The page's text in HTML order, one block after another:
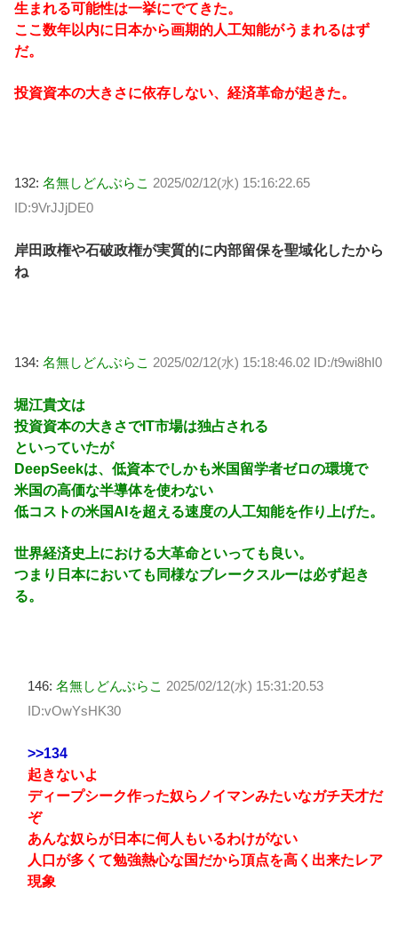
生まれる可能性は一挙にでてきた。
ここ数年以内に日本から画期的人工知能がうまれるはず
だ。
投資資本の大きさに依存しない、経済革命が起きた。
132: 名無しどんぶらこ 2025/02/12(水) 15:16:22.65
ID:9VrJJjDE0
岸田政権や石破政権が実質的に内部留保を聖域化したから
ね
134: 名無しどんぶらこ 2025/02/12(水) 15:18:46.02 ID:/t9wi8hI0
堀江貴文は
投資資本の大きさでIT市場は独占される
といっていたが
DeepSeekは、低資本でしかも米国留学者ゼロの環境で
米国の高価な半導体を使わない
低コストの米国AIを超える速度の人工知能を作り上げた。
世界経済史上における大革命といっても良い。
つまり日本においても同様なブレークスルーは必ず起き
る。
146: 名無しどんぶらこ 2025/02/12(水) 15:31:20.53
ID:vOwYsHK30
>>134
起きないよ
ディープシーク作った奴らノイマンみたいなガチ天才だ
ぞ
あんな奴らが日本に何人もいるわけがない
人口が多くて勉強熱心な国だから頂点を高く出来たレア
現象